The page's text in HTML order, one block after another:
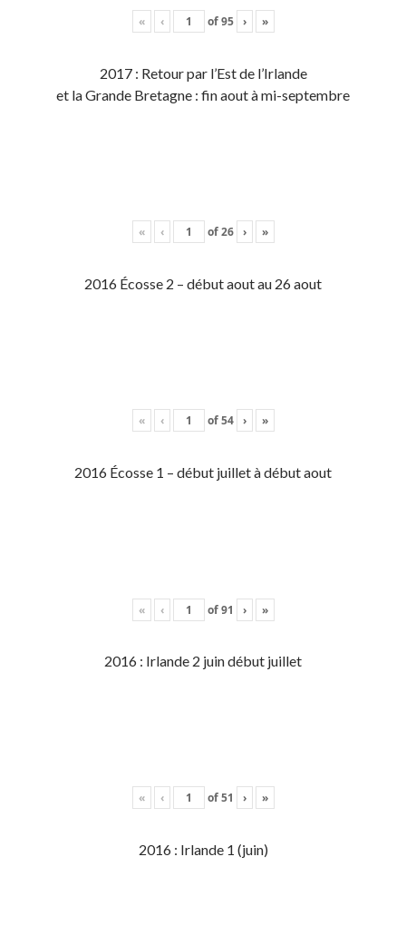
« ‹ of95 › »
2017 : Retour par l’Est de l’Irlande
et la Grande Bretagne : fin aout à mi-septembre
« ‹ of26 › »
2016 Écosse 2 – début aout au 26 aout
« ‹ of54 › »
2016 Écosse 1 – début juillet à début aout
« ‹ of91 › »
2016 : Irlande 2 juin début juillet
« ‹ of51 › »
2016 : Irlande 1 (juin)